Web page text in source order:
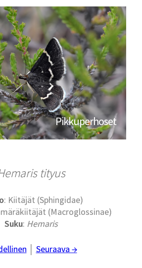
Pikkuperhoset
tityus
: Kiitäjät (Sphingidae)
(Macroglossinae)
Suku: Hemaris
Seuraava →